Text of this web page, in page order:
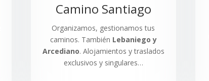
Camino Santiago
Organizamos, gestionamos tus
caminos. También Lebaniego y
Arcediano. Alojamientos y traslados
exclusivos y singulares…